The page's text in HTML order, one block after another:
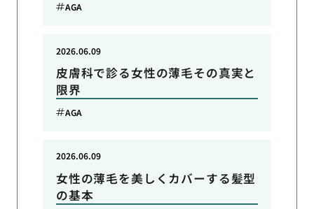
AGA
皮膚科で診る女性の薄毛その真実と
限界
2026.06.09
AGA
女性の薄毛を美しくカバーする髪型
の基本
2026.06.09